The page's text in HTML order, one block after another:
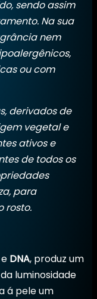
sendo assim
Na sua
nem
ou com
derivados de
vegetal e
ativos e
de todos os
para
rosto.
e DNA, produz um
luminosidade
á pele um